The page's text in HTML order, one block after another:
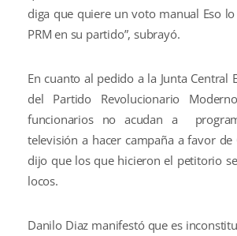
diga que quiere un voto manual Eso
PRM en su partido”, subrayó.
En cuanto al pedido a la Junta Central
del Partido Revolucionario
funcionarios no acudan a
televisión a hacer campaña a favor de
dijo que los que hicieron el petitorio
locos.
Danilo Diaz manifestó que es